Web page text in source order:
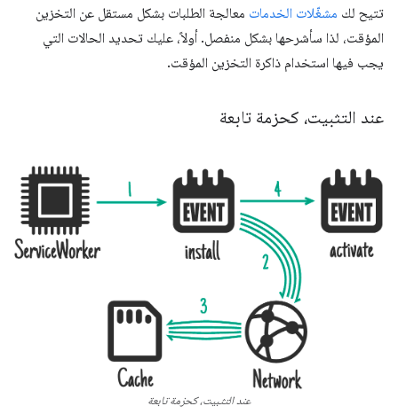
تتيح لك مشغّلات الخدمات معالجة الطلبات بشكل مستقل عن التخزين
المؤقت، لذا سأشرحها بشكل منفصل. أولاً، عليك تحديد الحالات التي
يجب فيها استخدام ذاكرة التخزين المؤقت.
عند التثبيت، كحزمة تابعة
عند التثبيت، كحزمة تابعة